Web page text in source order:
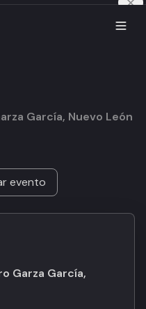
García, Nuevo León
evento
Garza García,